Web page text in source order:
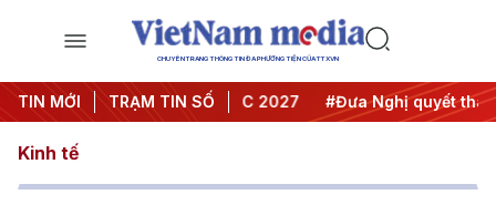
CHUYÊN TRANG THÔNG TIN ĐA PHƯƠNG TIỆN CỦA TTXVN
TIN MỚI TRẠM TIN SỐ
Trung ương 3 #APEC 2027 #Đưa Nghị quyết thành
Kinh tế